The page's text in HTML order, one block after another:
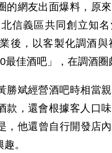
的網友出面爆料，原
信義區共同創立知
後，以客製化調酒與
佳酒吧」，在調酒圈
勝斌經營酒吧時相當
款，還會根據客人口
，他還曾自行開發店
。